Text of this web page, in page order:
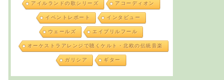
アイルランドの歌シリーズ アコーディオン
イベントレポート インタビュー
ウェールズ エイプリルフール
オーケストラアレンジで聴くケルト・北欧の伝統音楽
ガリシア ギター